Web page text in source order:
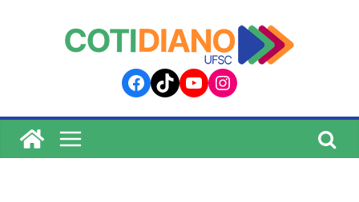
Facebook
TikTokYouTube
Instagram